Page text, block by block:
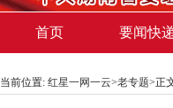
首页 要闻快
当前位置: 红星一网一云>老专题>正